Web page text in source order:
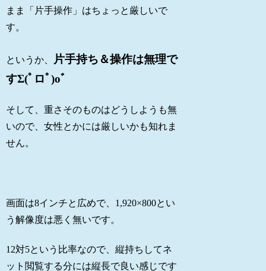
まま「片手操作」はちょっと厳しいで
す。
というか、
片手持ち＆操作は無理で
すΣ(ﾟロﾟ)oﾞ
そして、重さそのものはどうしようも無
いので、女性とかには厳しいかも知れま
せん。
画面は8インチと広めで、1,920×800とい
う解像度は悪く無いです。
12対5という比率なので、縦持ちしてネ
ット閲覧する分には縦長で良い感じです